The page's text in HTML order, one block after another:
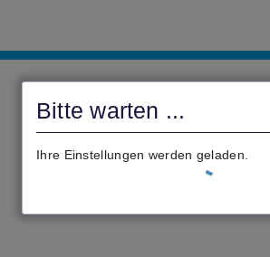
Bitte warten ...
Ihre Einstellungen werden geladen.
civento